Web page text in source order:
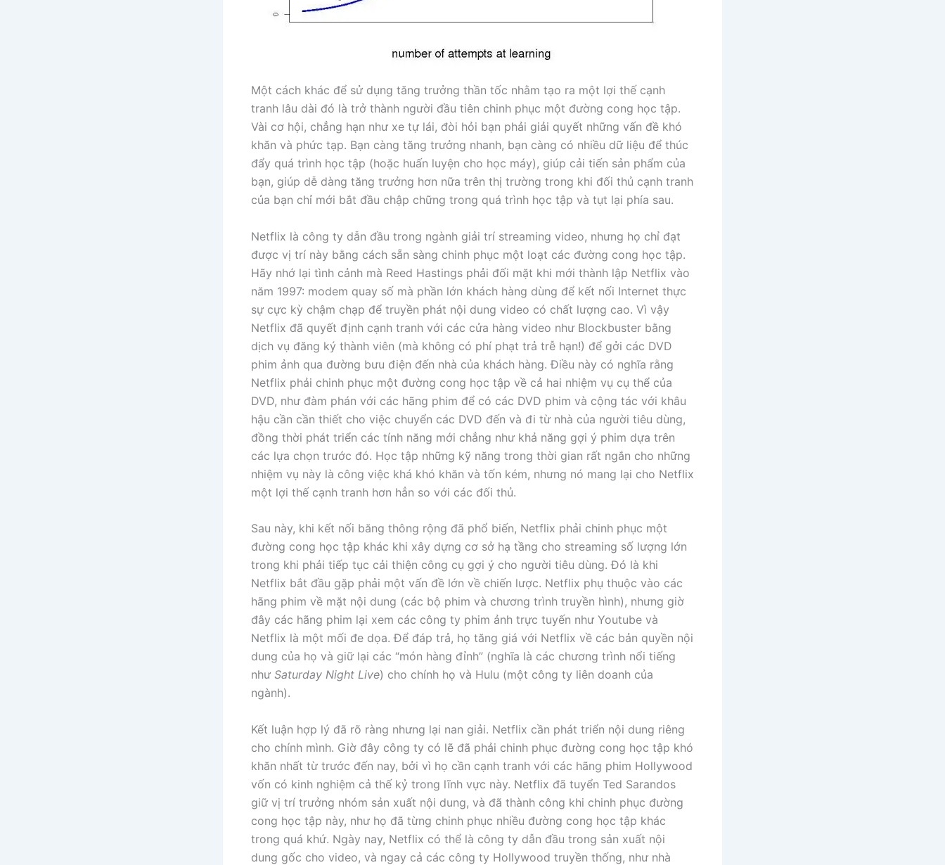
Một cách khác để sử dụng tăng trưởng thần tốc nhằm tạo ra một lợi thế cạnh
tranh lâu dài đó là trở thành người đầu tiên chinh phục một đường cong học tập.
Vài cơ hội, chẳng hạn như xe tự lái, đòi hỏi bạn phải giải quyết những vấn đề khó
khăn và phức tạp. Bạn càng tăng trưởng nhanh, bạn càng có nhiều dữ liệu để thúc
đẩy quá trình học tập (hoặc huấn luyện cho học máy), giúp cải tiến sản phẩm của
bạn, giúp dễ dàng tăng trưởng hơn nữa trên thị trường trong khi đối thủ cạnh tranh
của bạn chỉ mới bắt đầu chập chững trong quá trình học tập và tụt lại phía sau.
Netflix là công ty dẫn đầu trong ngành giải trí streaming video, nhưng họ chỉ đạt
được vị trí này bằng cách sẵn sàng chinh phục một loạt các đường cong học tập.
Hãy nhớ lại tình cảnh mà Reed Hastings phải đối mặt khi mới thành lập Netflix vào
năm 1997: modem quay số mà phần lớn khách hàng dùng để kết nối Internet thực
sự cực kỳ chậm chạp để truyền phát nội dung video có chất lượng cao. Vì vậy
Netflix đã quyết định cạnh tranh với các cửa hàng video như Blockbuster bằng
dịch vụ đăng ký thành viên (mà không có phí phạt trả trễ hạn!) để gởi các DVD
phim ảnh qua đường bưu điện đến nhà của khách hàng. Điều này có nghĩa rằng
Netflix phải chinh phục một đường cong học tập về cả hai nhiệm vụ cụ thể của
DVD, như đàm phán với các hãng phim để có các DVD phim và cộng tác với khâu
hậu cần cần thiết cho việc chuyển các DVD đến và đi từ nhà của người tiêu dùng,
đồng thời phát triển các tính năng mới chẳng như khả năng gợi ý phim dựa trên
các lựa chọn trước đó. Học tập những kỹ năng trong thời gian rất ngắn cho những
nhiệm vụ này là công việc khá khó khăn và tốn kém, nhưng nó mang lại cho Netflix
một lợi thế cạnh tranh hơn hẳn so với các đối thủ.
Sau này, khi kết nối băng thông rộng đã phổ biến, Netflix phải chinh phục một
đường cong học tập khác khi xây dựng cơ sở hạ tầng cho streaming số lượng lớn
trong khi phải tiếp tục cải thiện công cụ gợi ý cho người tiêu dùng. Đó là khi
Netflix bắt đầu gặp phải một vấn đề lớn về chiến lược. Netflix phụ thuộc vào các
hãng phim về mặt nội dung (các bộ phim và chương trình truyền hình), nhưng giờ
đây các hãng phim lại xem các công ty phim ảnh trực tuyến như Youtube và
Netflix là một mối đe dọa. Để đáp trả, họ tăng giá với Netflix về các bản quyền nội
dung của họ và giữ lại các “món hàng đỉnh” (nghĩa là các chương trình nổi tiếng
như Saturday Night Live) cho chính họ và Hulu (một công ty liên doanh của
ngành).
Kết luận hợp lý đã rõ ràng nhưng lại nan giải. Netflix cần phát triển nội dung riêng
cho chính mình. Giờ đây công ty có lẽ đã phải chinh phục đường cong học tập khó
khăn nhất từ trước đến nay, bởi vì họ cần cạnh tranh với các hãng phim Hollywood
vốn có kinh nghiệm cả thế kỷ trong lĩnh vực này. Netflix đã tuyển Ted Sarandos
giữ vị trí trưởng nhóm sản xuất nội dung, và đã thành công khi chinh phục đường
cong học tập này, như họ đã từng chinh phục nhiều đường cong học tập khác
trong quá khứ. Ngày nay, Netflix có thể là công ty dẫn đầu trong sản xuất nội
dung gốc cho video, và ngay cả các công ty Hollywood truyền thống, như nhà